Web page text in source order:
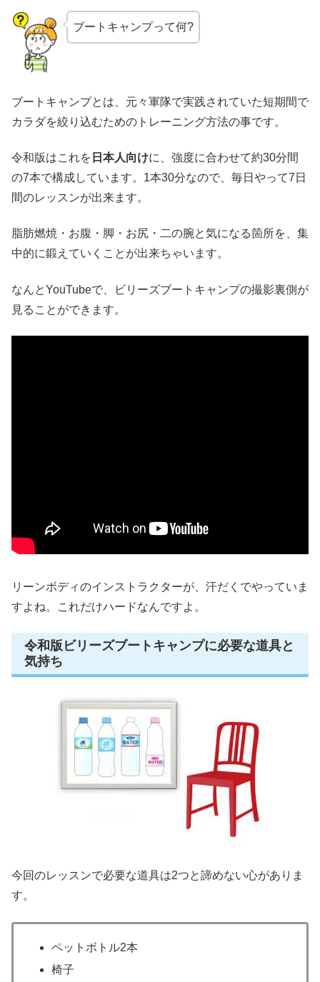
ブートキャンプって何?
ブートキャンプとは、元々軍隊で実践されていた短期間で
カラダを絞り込むためのトレーニング方法の事です。
令和版はこれを 日本人向けに、強度に合わせて約30分間
の7本で構成しています。1本30分なので、毎日やって7日
間のレッスンが出来ます。
脂肪燃焼・お腹・脚・お尻・二の腕と気になる箇所を、集
中的に鍛えていくことが出来ちゃいます。
なんとYouTubeで、ビリーズブートキャンプの撮影裏側が
見ることができます。
リーンボディのインストラクターが、汗だくでやっていま
すよね。これだけハードなんですよ。
令和版ビリーズブートキャンプに必要な道具と
気持ち
今回のレッスンで必要な道具は2つと諦めない心がありま
す。
ペットボトル2本
椅子